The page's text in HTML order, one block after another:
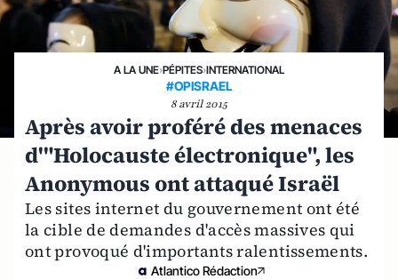
A LA UNE›PÉPITES›INTERNATIONAL
#OPISRAEL
8 avril 2015
Après avoir proféré des menaces
d'"Holocauste électronique", les
Anonymous ont attaqué Israël
Les sites internet du gouvernement ont été
la cible de demandes d'accès massives qui
ont provoqué d'importants ralentissements.
Atlantico Rédaction